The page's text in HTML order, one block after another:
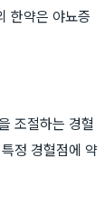
한약은 야뇨증
조절하는 경혈
정 경혈점에 약